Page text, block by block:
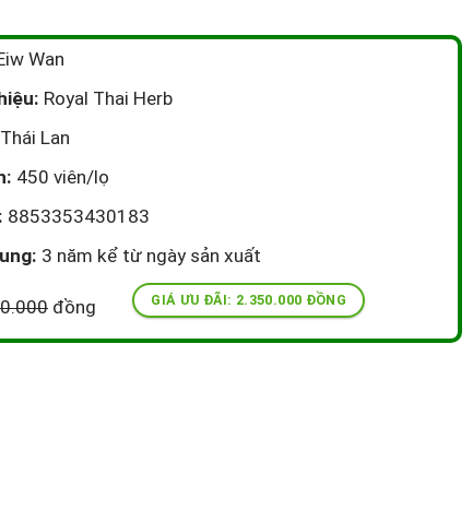
Wan
Royal Thai Herb
Lan
450 viên/lọ
8853353430183
3 năm kể từ ngày sản xuất
đồng GIÁ ƯU ĐÃI: 2.350.000 ĐỒNG